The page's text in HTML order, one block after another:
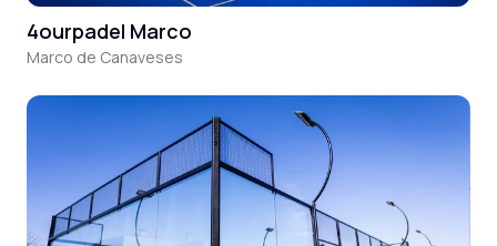
4ourpadel Marco
Marco de Canaveses